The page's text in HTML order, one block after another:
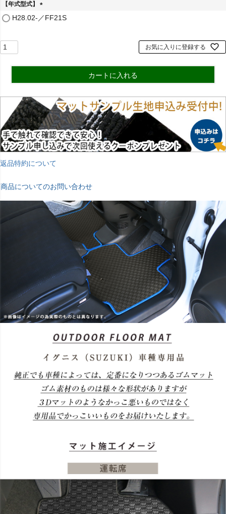
【年式型式】
H28.02-／FF21S
お気に入りに登録する
カートに入れる
返品特約について
商品についてのお問い合わせ